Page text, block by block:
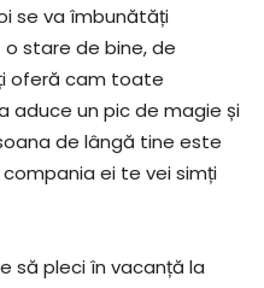
se va îmbunătăți
stare de bine, de
oferă cam toate
aduce un pic de magie și
de lângă tine este
ei te vei simți
să pleci în vacanță la